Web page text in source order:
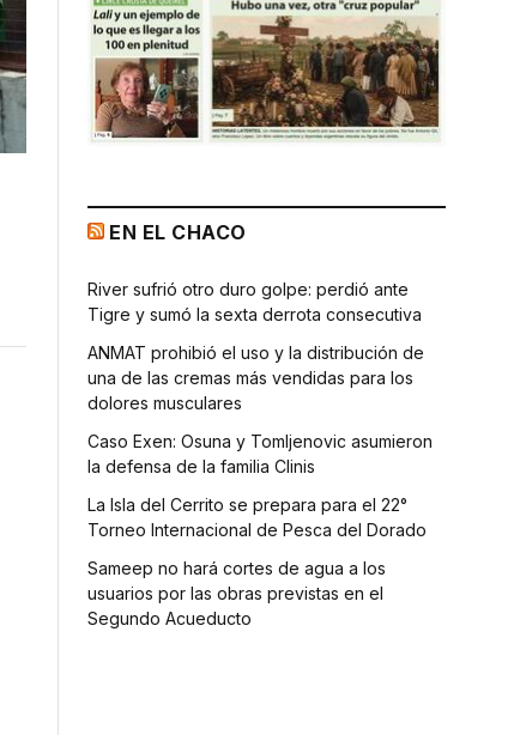
EN EL CHACO
River sufrió otro duro golpe: perdió ante
Tigre y sumó la sexta derrota consecutiva
ANMAT prohibió el uso y la distribución de
una de las cremas más vendidas para los
dolores musculares
Caso Exen: Osuna y Tomljenovic asumieron
la defensa de la familia Clinis
La Isla del Cerrito se prepara para el 22°
Torneo Internacional de Pesca del Dorado
Sameep no hará cortes de agua a los
usuarios por las obras previstas en el
Segundo Acueducto